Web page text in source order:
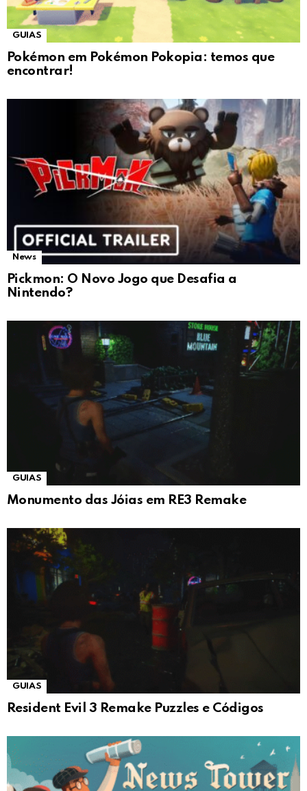
GUIAS
Pokémon em Pokémon Pokopia: temos que
encontrar!
News
Pickmon: O Novo Jogo que Desafia a
Nintendo?
GUIAS
Monumento das Jóias em RE3 Remake
GUIAS
Resident Evil 3 Remake Puzzles e Códigos